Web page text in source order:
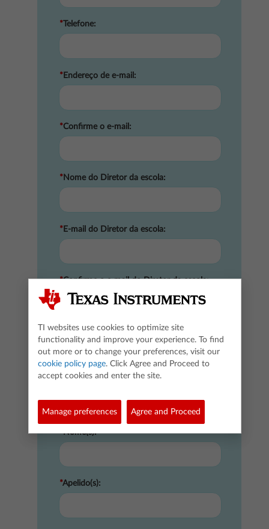
*Telefone:
*Endereço de e-mail:
*Confirme o e-mail:
*Nome do Diretor da escola:
*E-mail do Diretor da escola:
*Confirme o e-mail do Diretor da escola:
...
Professor de contacto
(Por favor note que o e-mail com as
este contacto.)
*Nome(s):
*Apelido(s):
TI websites use cookies to optimize site
functionality and improve your experience. To find
out more or to change your preferences, visit our
cookie policy page. Click Agree and Proceed to
accept cookies and enter the site.
Manage preferences Agree and Proceed